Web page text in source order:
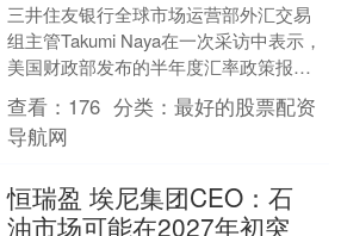
三井住友银行全球市场运营部外汇交易
组主管Takumi Naya在一次采访中表示，
美国财政部发布的半年度汇率政策报告
可能释放了一个信号，即日本政府干预
汇市是可以接....
查看： 176 分类：最好的股票配资
导航网
恒瑞盈 埃尼集团CEO：石
油市场可能在2027年初突